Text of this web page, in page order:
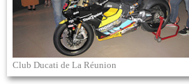
Club Ducati de La Réunion